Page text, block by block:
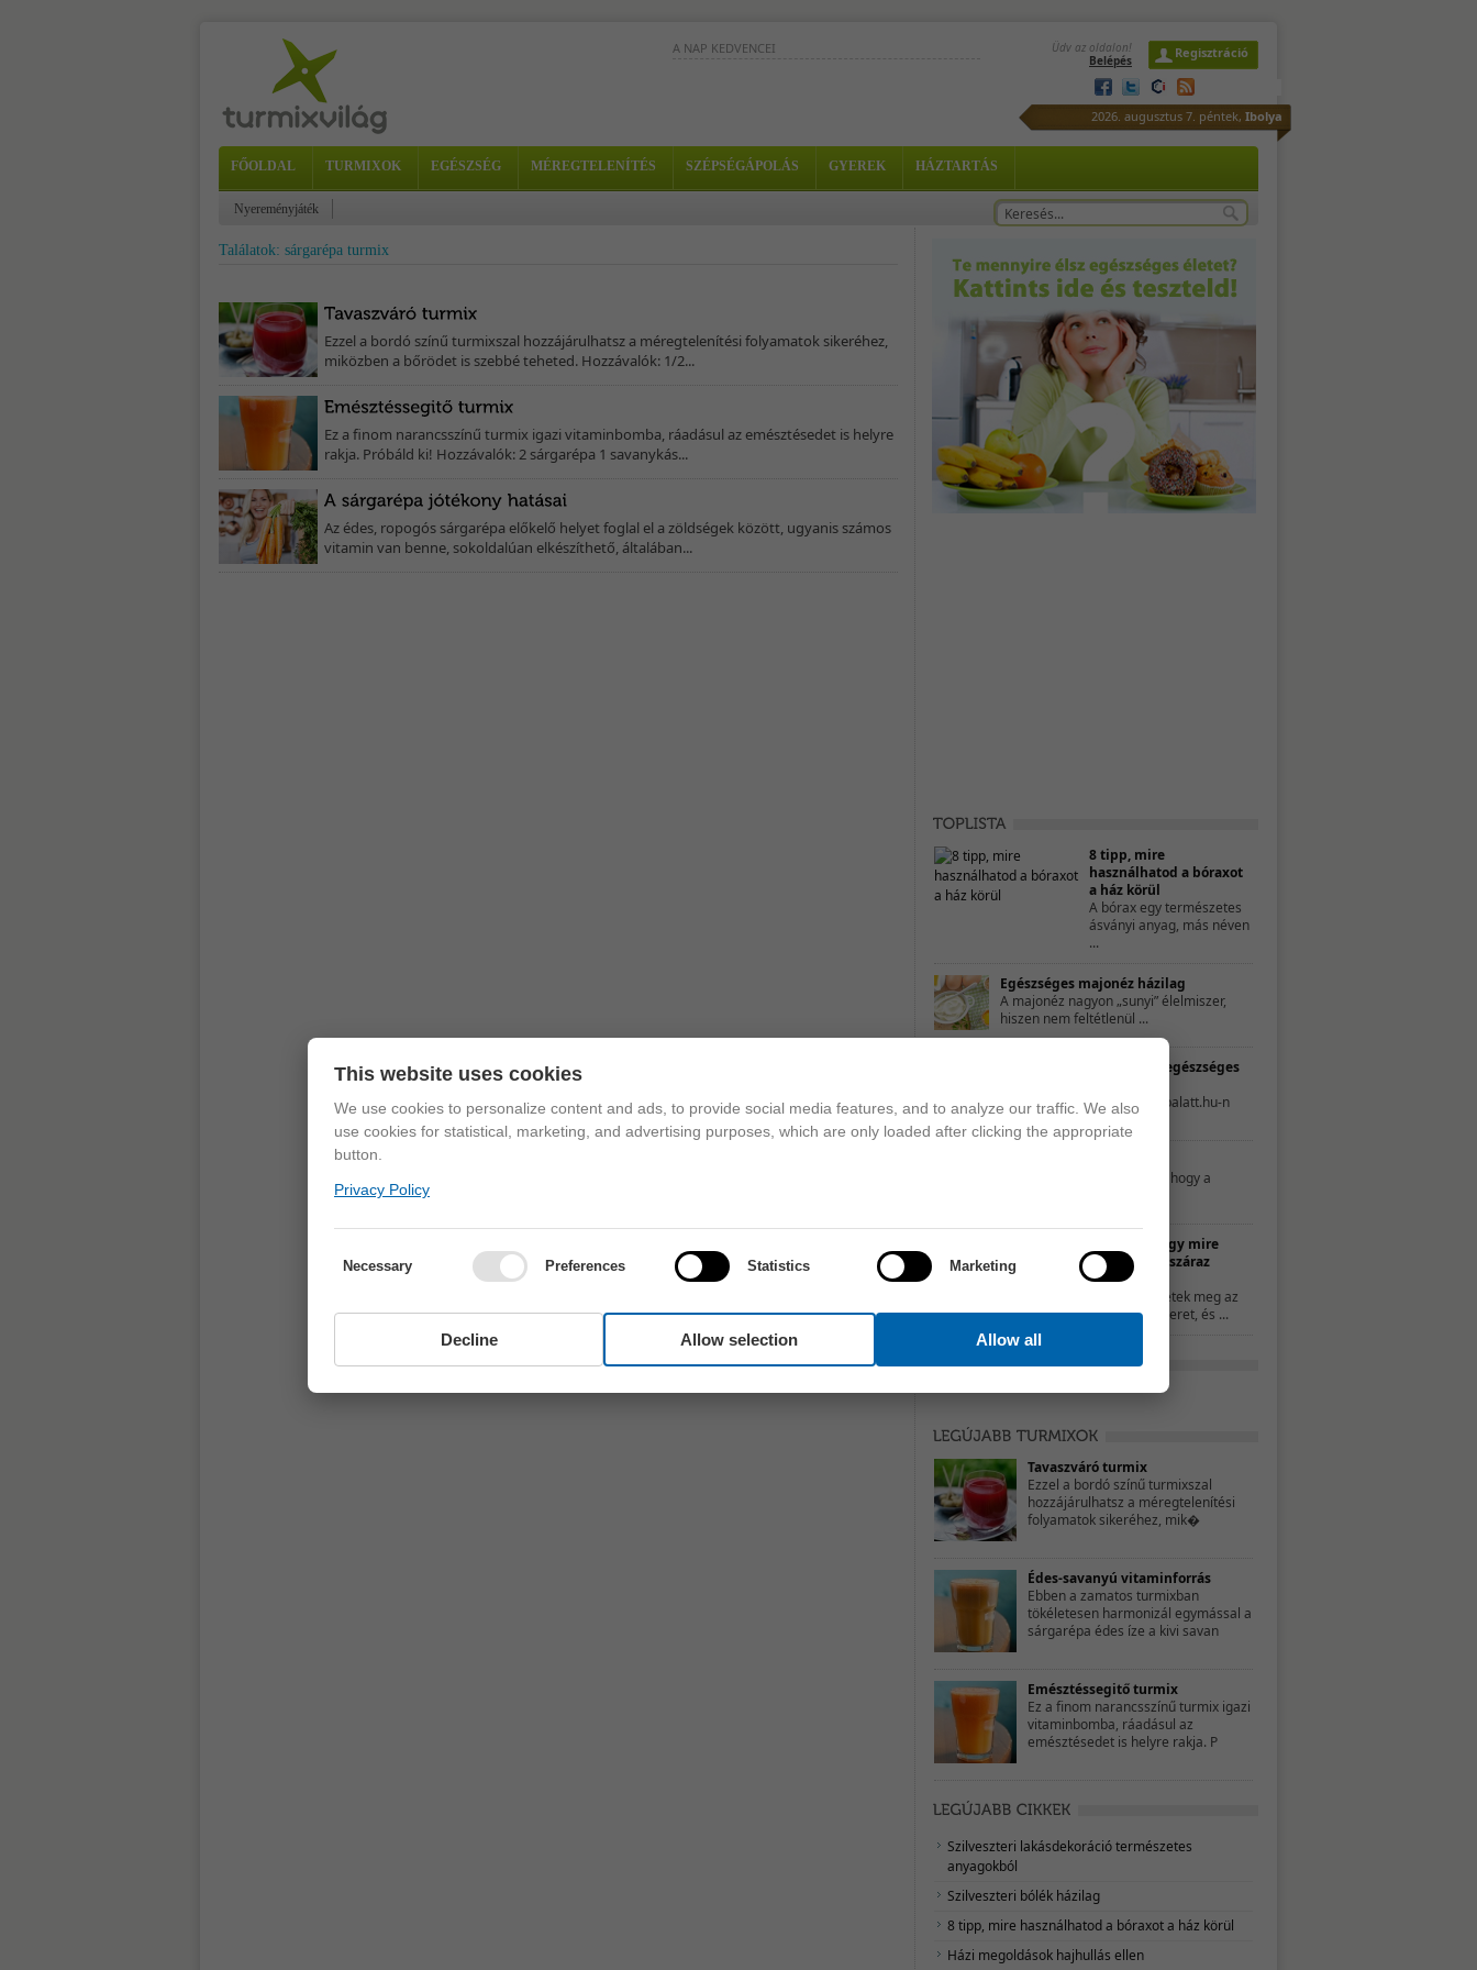
A NAP KEDVENCEI
A gyerekek
immunrendszeres
nehezebben védekezik a
ásványi anyagokkal, rendkívül tápláló és
Üdv az oldalon!
Belépés
Regisztráció
2026. augusztus 7. péntek, Ibolya
FŐOLDAL TURMIXOK EGÉSZSÉG MÉREGTELENÍTÉS SZÉPSÉGÁPOLÁS GYEREK HÁZTARTÁS
Nyereményjáték
Találatok: sárgarépa turmix
Ezzel a bordó színű turmixszal hozzájárulhatsz a méregtelenítési folyamatok sikeréhez,
miközben a bőrödet is szebbé teheted. Hozzávalók: 1/2...
Ez a finom narancsszínű turmix igazi vitaminbomba, ráadásul az emésztésedet is helyre
rakja. Próbáld ki! Hozzávalók: 2 sárgarépa 1 savanykás...
Az édes, ropogós sárgarépa előkelő helyet foglal el a zöldségek között, ugyanis számos
vitamin van benne, sokoldalúan elkészíthető, általában...
8 tipp, mire
használhatod a bóraxot
a ház körül
A bórax egy természetes
ásványi anyag, más néven
...
Egészséges majonéz házilag
A majonéz nagyon „sunyi” élelmiszer,
hiszen nem feltétlenül ...
TESZT – Te mennyire élsz egészséges
A következő tesztet a 21napalatt.hu-n
találtuk. Egyszerűen csak ...
Néhány szülő úgy gondolja, hogy a
10 ötlet, hogy mire
használd a száraz
kenyeret
Ha nem ettétek meg az
összes kenyeret, és ...
Tavaszváró turmix
Ezzel a bordó színű turmixszal
hozzájárulhatsz a méregtelenítési
folyamatok sikeréhez, mik�
Édes-savanyú vitaminforrás
Ebben a zamatos turmixban
tökéletesen harmonizál egymással a
sárgarépa édes íze a kivi savan
Emésztéssegitő turmix
Ez a finom narancsszínű turmix igazi
vitaminbomba, ráadásul az
emésztésedet is helyre rakja. P
Szilveszteri lakásdekoráció természetes
anyagokból
Szilveszteri bólék házilag
8 tipp, mire használhatod a bóraxot a ház körül
Házi megoldások hajhullás ellen
This website uses cookies
We use cookies to personalize content and ads, to provide social media features, and to analyze our traffic. We also
use cookies for statistical, marketing, and advertising purposes, which are only loaded after clicking the appropriate
button.
Privacy Policy
Necessary Preferences Statistics Marketing
Decline Allow selection Allow all